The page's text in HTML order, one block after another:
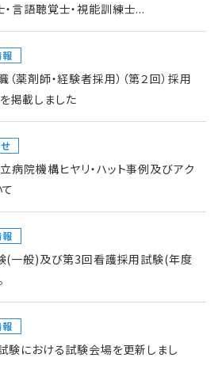
言語聴覚士・視能訓練士...
薬剤師・経験者採用）（第２回）採用
掲載しました
病院機構ヒヤリ・ハット事例及びアク
(一般)及び第3回看護採用試験(年度
における試験会場を更新しまし